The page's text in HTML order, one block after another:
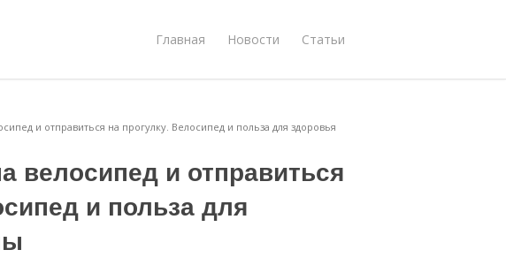
Главная Новости Статьи
и отправиться на прогулку. Велосипед и польза для здоровья
велосипед и отправиться
и польза для